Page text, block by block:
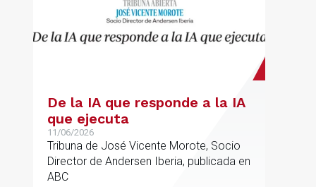
De la IA que responde a la IA
que ejecuta
11/06/2026
Tribuna de José Vicente Morote, Socio
Director de Andersen Iberia, publicada en
ABC